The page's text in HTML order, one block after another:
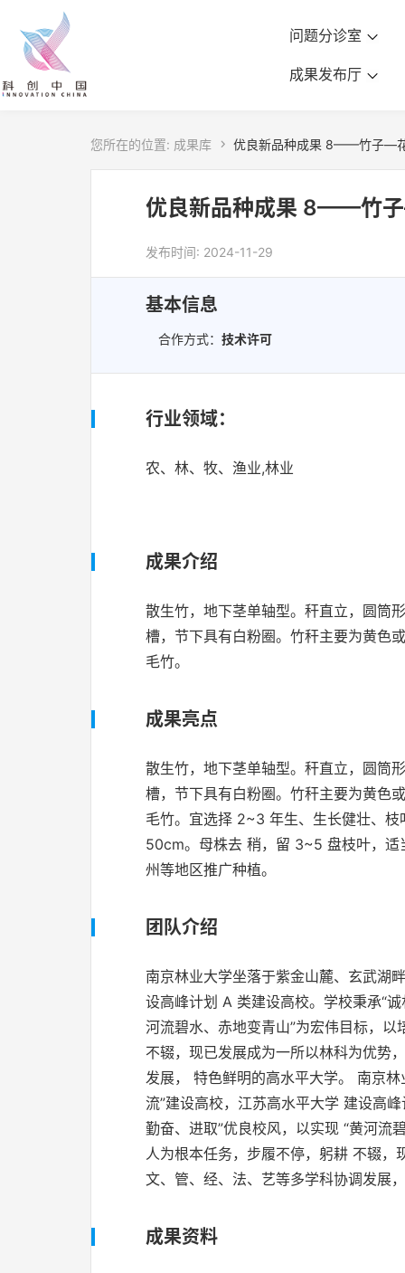
问题分诊室
成果发布厅
您所在的位置: 成果库  优良新品种成果 8——竹子—
优良新品种成果 8——竹
发布时间: 2024-11-29
基本信息
合作方式： 技术许可
行业领域：
农、林、牧、渔业,林业
成果介绍
散生竹，地下茎单轴型。秆直立，圆筒
槽，节下具有白粉圈。竹秆主要为黄色
毛竹。
成果亮点
散生竹，地下茎单轴型。秆直立，圆筒
槽，节下具有白粉圈。竹秆主要为黄色
毛竹。宜选择 2~3 年生、生长健壮、
50cm。母株去 稍，留 3~5 盘枝叶，适
州等地区推广种植。
团队介绍
南京林业大学坐落于紫金山麓、玄武湖
设高峰计划 A 类建设高校。学校秉承“
河流碧水、赤地变青山”为宏伟目标，
不辍，现已发展成为一所以林科为优势
发展， 特色鲜明的高水平大学。 南京
流”建设高校，江苏高水平大学 建设高
勤奋、进取”优良校风，以实现 “黄河流
人为根本任务，步履不停，躬耕 不辍
文、管、经、法、艺等多学科协调发展
成果资料